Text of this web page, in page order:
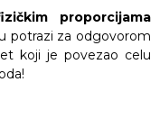
proporcijama
potrazi za odgovorom
koji je povezao celu